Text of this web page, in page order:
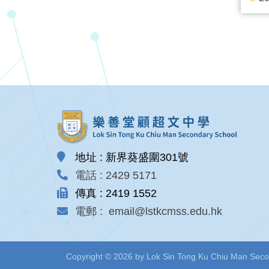
地址 : 新界葵盛圍301號
電話 : 2429 5171
傳真 : 2419 1552
電郵 : email@lstkcmss.edu.hk
Copyright © 2026 by Lok Sin Tong Ku Chiu Man